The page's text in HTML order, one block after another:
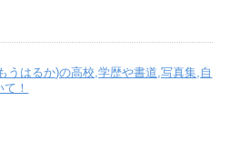
うはるか)の高校,学歴や書道,写真集,自
！